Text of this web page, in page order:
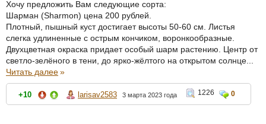
Хочу предложить Вам следующие сорта:
Шарман (Sharmon) цена 200 рублей.
Плотный, пышный куст достигает высоты 50-60 см. Листья
слегка удлиненные с острым кончиком, воронкообразные.
Двухцветная окраска придает особый шарм растению. Центр от
светло-зелёного в тени, до ярко-жёлтого на открытом солнце...
Читать далее»
+10 larisav2583 3 марта 2023 года 1226 0